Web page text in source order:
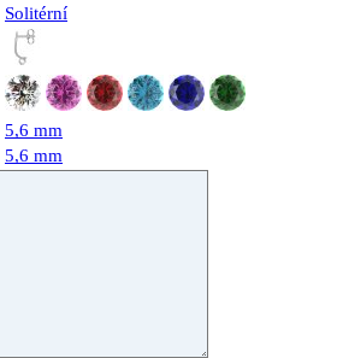
Solitérní
5,6 mm
5,6 mm